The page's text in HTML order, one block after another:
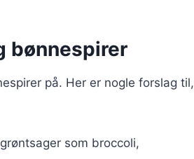
bønnespirer
på. Her er nogle forslag til,
som broccoli,